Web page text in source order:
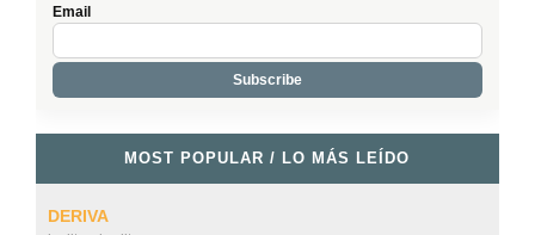
Email
MOST POPULAR / LO MÁS LEÍDO
DERIVA